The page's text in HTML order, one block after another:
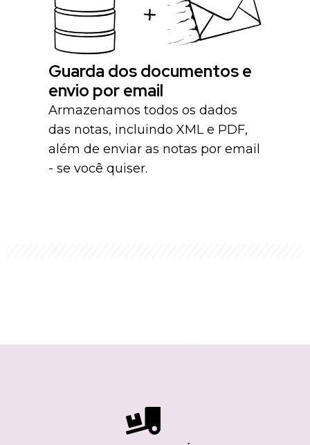
Guarda dos documentos e
envio por email
Armazenamos todos os dados
das notas, incluindo XML e PDF,
além de enviar as notas por email
- se você quiser.